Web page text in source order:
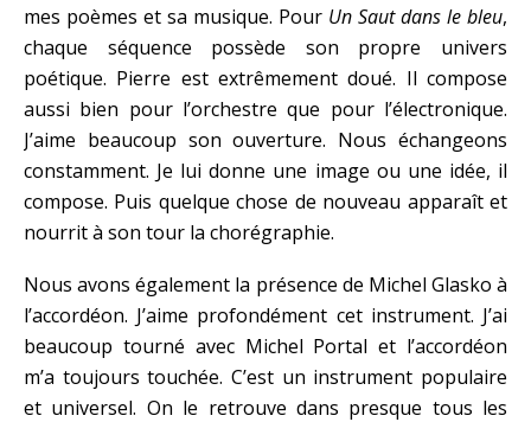
mes poèmes et sa musique. Pour Un Saut dans le bleu,
chaque séquence possède son propre univers
poétique. Pierre est extrêmement doué. Il compose
aussi bien pour l’orchestre que pour l’électronique.
J’aime beaucoup son ouverture. Nous échangeons
constamment. Je lui donne une image ou une idée, il
compose. Puis quelque chose de nouveau apparaît et
nourrit à son tour la chorégraphie.
Nous avons également la présence de Michel Glasko à
l’accordéon. J’aime profondément cet instrument. J’ai
beaucoup tourné avec Michel Portal et l’accordéon
m’a toujours touchée. C’est un instrument populaire
et universel. On le retrouve dans presque tous les